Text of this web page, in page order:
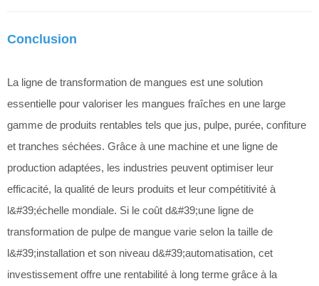
Conclusion
La ligne de transformation de mangues est une solution
essentielle pour valoriser les mangues fraîches en une large
gamme de produits rentables tels que jus, pulpe, purée, confiture
et tranches séchées. Grâce à une machine et une ligne de
production adaptées, les industries peuvent optimiser leur
efficacité, la qualité de leurs produits et leur compétitivité à
l&#39;échelle mondiale. Si le coût d&#39;une ligne de
transformation de pulpe de mangue varie selon la taille de
l&#39;installation et son niveau d&#39;automatisation, cet
investissement offre une rentabilité à long terme grâce à la